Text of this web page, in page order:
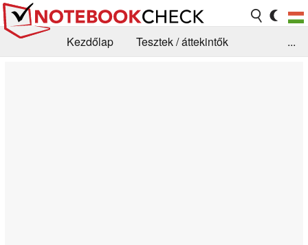
Kezdőlap
Tesztek / áttekintők
...